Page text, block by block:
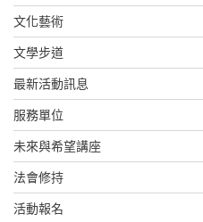
文化藝術
文學步道
最新活動訊息
服務單位
未來與希望講座
法會修持
活動報名